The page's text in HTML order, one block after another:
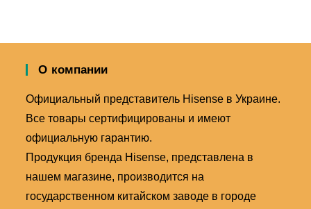
О компании
Официальный представитель Hisense в Украине.
Все товары сертифицированы и имеют
официальную гарантию.
Продукция бренда Hisense, представлена в
нашем магазине, производится на
государственном китайском заводе в городе